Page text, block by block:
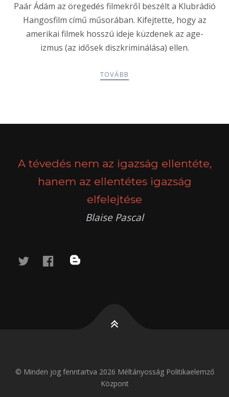
Paár Ádám az öregedés filmekről beszélt a Klubrádió
Hangosfilm című műsorában. Kifejtette, hogy az
amerikai filmek hosszú ideje küzdenek az age-
izmus (az idősek diszkriminálása) ellen.
TOVÁBB
A tévedés nem az igazság ellentéte,
hanem az ellentétes igazság
elfelejtése
Blaise Pascal
twitterfacebook
blog
© Minden jog fenntartva 2026 Méltányosság Politikaelemző
Központ